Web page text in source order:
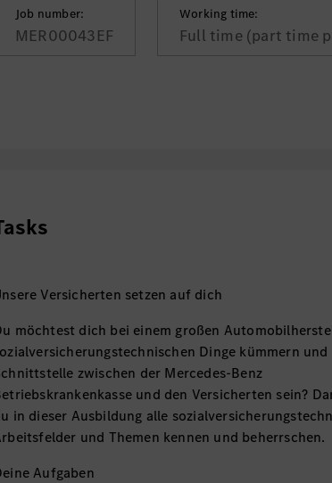
Job number:
MER00043EF
Working time:
Full time (part time
Versicherten setzen auf dich
möchtest dich bei einem großen
Dinge kümmern und
zwischen der Mercedes-Benz
und den Versicherten sein?
in dieser Ausbildung alle
und Themen kennen und beherrschen.
Aufgaben